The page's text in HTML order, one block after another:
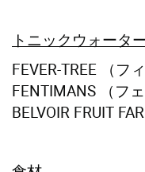
トニックウォータ
FEVER-TREE （フ
FENTIMANS （フ
BELVOIR FRUIT